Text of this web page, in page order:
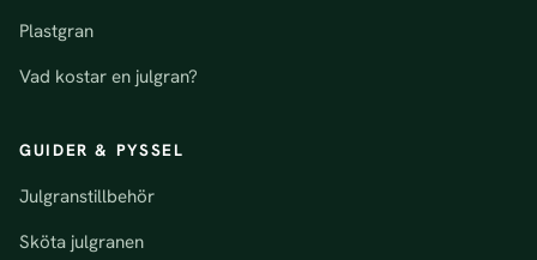
Plastgran
Vad kostar en julgran?
GUIDER & PYSSEL
Julgranstillbehör
Sköta julgranen